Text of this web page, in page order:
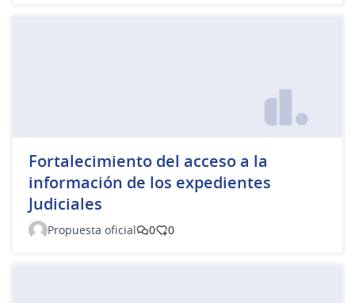
Fortalecimiento del acceso a la
información de los expedientes
Judiciales
Propuesta oficial 0 0